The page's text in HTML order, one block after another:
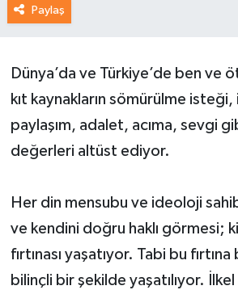
Paylaş
Dünya’da ve Türkiye’de ben ve
kıt kaynakların sömürülme
paylaşım, adalet, acıma, sevgi
değerleri altüst ediyor.
Her din mensubu ve ideoloji
ve kendini doğru haklı görmesi;
fırtınası yaşatıyor. Tabi bu
bilinçli bir şekilde yaşatılıyor.